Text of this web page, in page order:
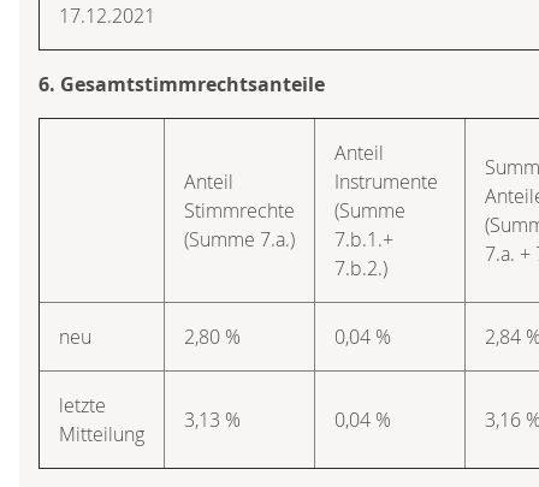
17.12.2021
6. Gesamtstimmrechtsanteile
Anteil
Stimmrechte
(Summe 7.a.)
Anteil
Instrumente
(Summe
7.b.1.+
7.b.2.)
7.a. +
neu 2,80 % 0,04 % 2,84
letzte
Mitteilung
3,13 % 0,04 % 3,16